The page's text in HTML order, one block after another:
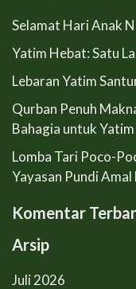
Selamat Hari Anak
Yatim Hebat: Satu
Lebaran Yatim
Qurban Penuh
Bahagia untuk
Lomba Tari Poco-
Yayasan Pundi
Komentar
Arsip
Juli 2026